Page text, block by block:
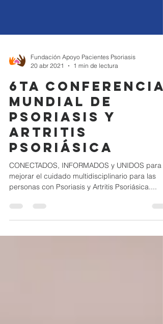
20 abr 2021
1 min de lectura
6ta Conferencia
Mundial de
Psoriasis y
Artritis
Psoriásica
CONECTADOS, INFORMADOS y UNIDOS para
personas con Psoriasis y Artritis Psoriásica....